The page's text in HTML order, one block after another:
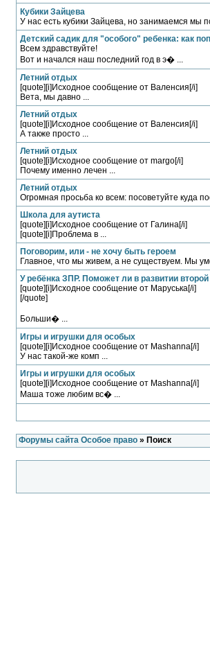
Кубики Зайцева
У нас есть кубики Зайцева, но занимаемся мы
Детский садик для "особого" ребенка: как
Всем здравствуйте!
Вот и начался наш последний год в э� ...
Летний отдых
[quote][i]Исходное сообщение от Валенсия[/i]
Вета, мы давно ...
Летний отдых
[quote][i]Исходное сообщение от Валенсия[/i]
А также просто ...
Летний отдых
[quote][i]Исходное сообщение от margo[/i]
Почему именно лечен ...
Летний отдых
Огромная просьба ко всем: посоветуйте куда
Школа для аутиста
[quote][i]Исходное сообщение от Галина[/i]
[quote][i]Проблема в ...
Поговорим, или - не хочу быть героем
Главное, что мы живем, а не существуем. Мы
У ребёнка ЗПР. Поможет ли в развитии
[quote][i]Исходное сообщение от Маруська[/i]
[/quote]
Больши� ...
Игры и игрушки для особых
[quote][i]Исходное сообщение от Mashanna[/i]
У нас такой-же комп ...
Игры и игрушки для особых
[quote][i]Исходное сообщение от Mashanna[/i]
Маша тоже любим вс� ...
Форумы сайта Особое право» Поиск